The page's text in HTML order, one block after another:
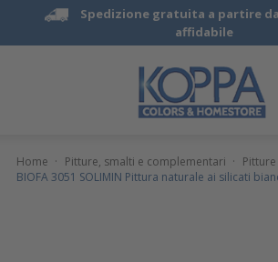
Spedizione gratuita a partire da
affidabile
Home · Pitture, smalti e complementari ·
BIOFA 3051 SOLIMIN Pittura naturale ai silicati